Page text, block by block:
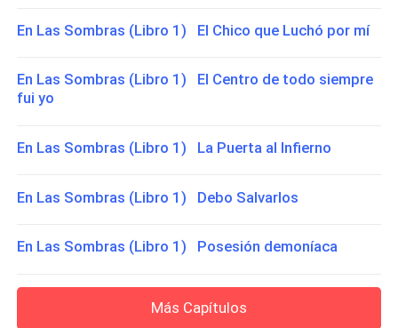
En Las Sombras (Libro 1) El Chico que Luchó por mí
En Las Sombras (Libro 1) El Centro de todo siempre
fui yo
En Las Sombras (Libro 1) La Puerta al Infierno
En Las Sombras (Libro 1) Debo Salvarlos
En Las Sombras (Libro 1) Posesión demoníaca
Más Capítulos